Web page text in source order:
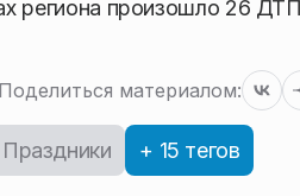
региона произошло 26
Поделиться материалом:
Праздники + 15 тегов